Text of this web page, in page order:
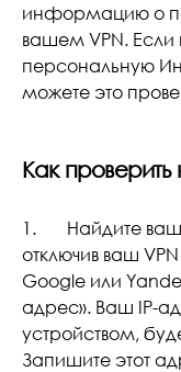
информацию о
вашем VPN. Если
персональную
можете это
Как проверить
1. Найдите ваш
отключив ваш
Google или
адрес». Ваш IP-
устройством,
Запишите этот